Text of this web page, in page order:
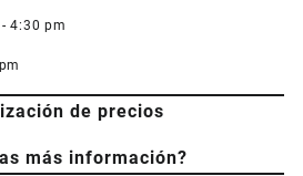
4:30 pm
de precios
más información?